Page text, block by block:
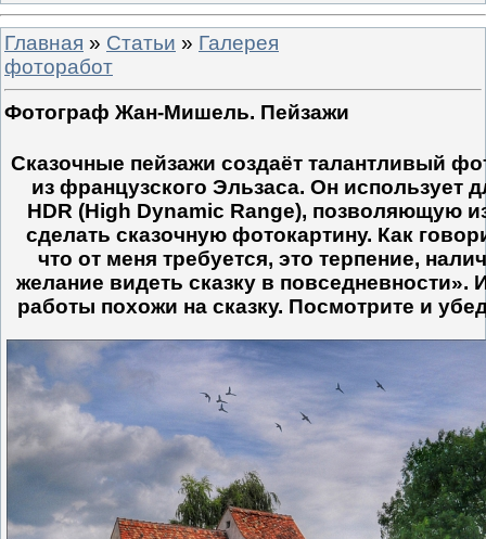
Главная » Статьи » Галерея
фоторабот
Фотограф Жан-Мишель. Пейзажи
Сказочные пейзажи создаёт талантливый
из французского Эльзаса. Он использует
HDR (High Dynamic Range), позволяющую
сделать сказочную фотокартину. Как
что от меня требуется, это терпение,
желание видеть сказку в повседневности».
работы похожи на сказку. Посмотрите и